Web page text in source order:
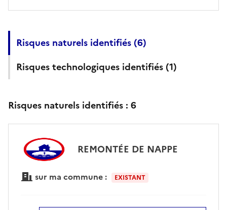
Risques naturels identifiés (6)
Risques technologiques identifiés (1)
Risques naturels identifiés : 6
REMONTÉE DE NAPPE
sur ma commune : EXISTANT